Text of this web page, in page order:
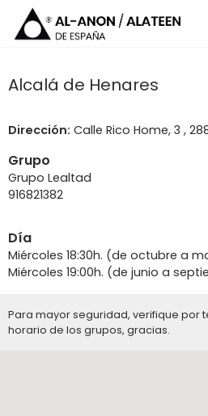
Alcalá de Henares
Dirección: Calle Rico Home, 3 ,
Grupo
Grupo Lealtad
916821382
Día
Miércoles 18:30h. (de octubre a
Miércoles 19:00h. (de junio a
Para mayor seguridad, verifique por
horario de los grupos, gracias.